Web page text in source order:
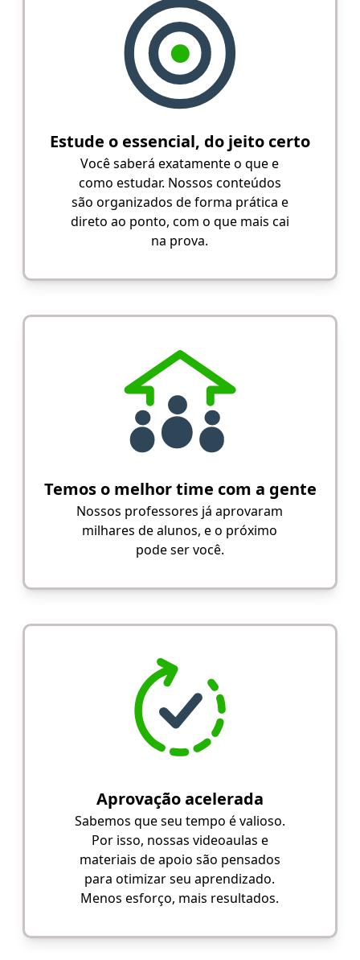
Estude o essencial, do jeito certo
Você saberá exatamente o que e
como estudar. Nossos conteúdos
são organizados de forma prática e
direto ao ponto, com o que mais cai
na prova.
Temos o melhor time com a gente
Nossos professores já aprovaram
milhares de alunos, e o próximo
pode ser você.
Aprovação acelerada
Sabemos que seu tempo é valioso.
Por isso, nossas videoaulas e
materiais de apoio são pensados
para otimizar seu aprendizado.
Menos esforço, mais resultados.